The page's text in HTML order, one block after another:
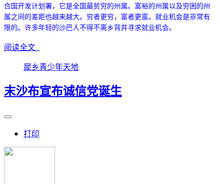
合国开发计划署，它是全国最贫穷的州属。 富裕的州属以及穷困的州
属之间的差距也越来越大。穷者更穷，富者更富。就业机会是非常有
限的。许多年轻的沙巴人不得不离乡背井寻求就业机会。
阅读全文...
犀乡青少年天地
末沙布宣布诚信党诞生
打印